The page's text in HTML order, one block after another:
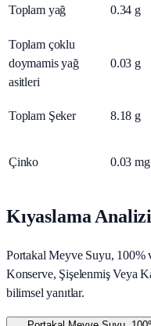
Toplam yağ 0.34 g
Toplam çoklu
doymamis yağ
asitleri
0.03 g
Toplam Şeker 8.18 g
Çinko 0.03 mg
Kıyaslama
Portakal Meyve Suyu, 100%
Konserve, Şişelenmiş Veya
bilimsel yanıtlar.